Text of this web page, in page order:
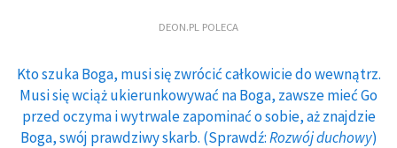
DEON.PL POLECA
Kto szuka Boga, musi się zwrócić całkowicie do wewnątrz.
Musi się wciąż ukierunkowywać na Boga, zawsze mieć Go
przed oczyma i wytrwale zapominać o sobie, aż znajdzie
Boga, swój prawdziwy skarb. (Sprawdź:Rozwój duchowy)